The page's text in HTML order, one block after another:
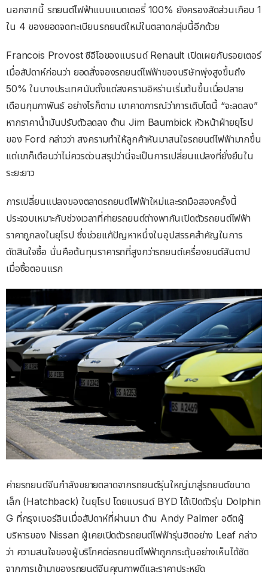
นอกจากนี้ รถยนต์ไฟฟ้าแบบแบตเตอรี่ 100% ยังครองสัดส่วนเกือบ 1
ใน 4 ของยอดจดทะเบียนรถยนต์ใหม่ในตลาดกลุ่มนี้อีกด้วย
Francois Provost ซีอีโอของแบรนด์ Renault เปิดเผยกับรอยเตอร์
เมื่อสัปดาห์ก่อนว่า ยอดสั่งจองรถยนต์ไฟฟ้าของบริษัทพุ่งสูงขึ้นถึง
50% ในบางประเทศนับตั้งแต่สงครามอิหร่านเริ่มต้นขึ้นเมื่อปลาย
เดือนกุมภาพันธ์ อย่างไรก็ตาม เขาคาดการณ์ว่าการเติบโตนี้ “จะลดลง”
หากราคาน้ำมันปรับตัวลดลง ด้าน Jim Baumbick หัวหน้าฝ่ายยุโรป
ของ Ford กล่าวว่า สงครามทำให้ลูกค้าหันมาสนใจรถยนต์ไฟฟ้ามากขึ้น
แต่เขาก็เตือนว่าไม่ควรด่วนสรุปว่านี่จะเป็นการเปลี่ยนแปลงที่ยั่งยืนใน
ระยะยาว
การเปลี่ยนแปลงของตลาดรถยนต์ไฟฟ้าใหม่และรถมือสองครั้งนี้
ประจวบเหมาะกับช่วงเวลาที่ค่ายรถยนต์ต่างพากันเปิดตัวรถยนต์ไฟฟ้า
ราคาถูกลงในยุโรป ซึ่งช่วยแก้ปัญหาหนึ่งในอุปสรรคสำคัญในการ
ตัดสินใจซื้อ นั่นคือต้นทุนราคารถที่สูงกว่ารถยนต์เครื่องยนต์สันดาป
เมื่อซื้อตอนแรก
ค่ายรถยนต์จีนกำลังขยายตลาดจากรถยนต์รุ่นใหญ่มาสู่รถยนต์ขนาด
เล็ก (Hatchback) ในยุโรป โดยแบรนด์ BYD ได้เปิดตัวรุ่น Dolphin
G ที่กรุงเบอร์ลินเมื่อสัปดาห์ที่ผ่านมา ด้าน Andy Palmer อดีตผู้
บริหารของ Nissan ผู้เคยเปิดตัวรถยนต์ไฟฟ้ารุ่นฮิตอย่าง Leaf กล่าว
ว่า ความสนใจของผู้บริโภคต่อรถยนต์ไฟฟ้าถูกกระตุ้นอย่างเห็นได้ชัด
จากการเข้ามาของรถยนต์จีนคุณภาพดีและราคาประหยัด